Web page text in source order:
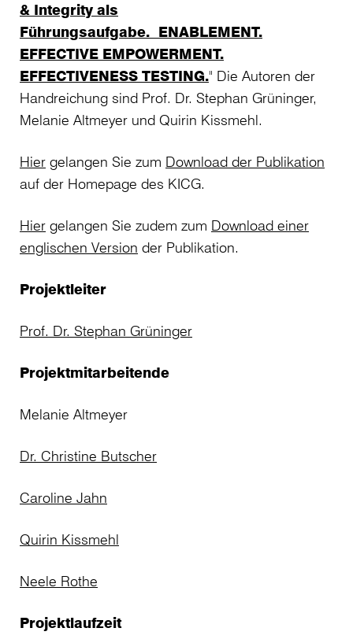
& Integrity als
Führungsaufgabe. ENABLEMENT.
EFFECTIVE EMPOWERMENT.
EFFECTIVENESS TESTING." Die Autoren der
Handreichung sind Prof. Dr. Stephan Grüninger,
Melanie Altmeyer und Quirin Kissmehl.
Hier gelangen Sie zum Download der Publikation
auf der Homepage des KICG.
Hier gelangen Sie zudem zum Download einer
englischen Version der Publikation.
Projektleiter
Prof. Dr. Stephan Grüninger
Projektmitarbeitende
Melanie Altmeyer
Dr. Christine Butscher
Caroline Jahn
Quirin Kissmehl
Neele Rothe
Projektlaufzeit